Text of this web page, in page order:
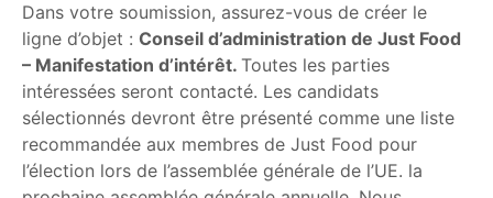
Dans votre soumission, assurez-vous de créer le
ligne d’objet : Conseil d’administration de Just Food
– Manifestation d’intérêt. Toutes les parties
intéressées seront contacté. Les candidats
sélectionnés devront être présenté comme une liste
recommandée aux membres de Just Food pour
l’élection lors de l’assemblée générale de l’UE. la